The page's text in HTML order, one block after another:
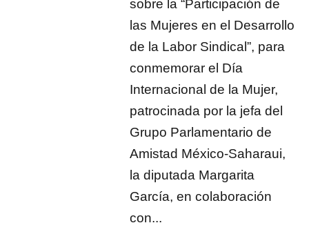
sobre la “Participación de
las Mujeres en el Desarrollo
de la Labor Sindical”, para
conmemorar el Día
Internacional de la Mujer,
patrocinada por la jefa del
Grupo Parlamentario de
Amistad México-Saharaui,
la diputada Margarita
García, en colaboración
con...